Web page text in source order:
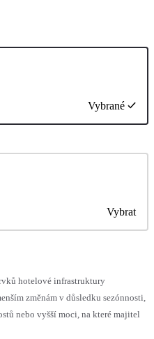
Vybrané
Vybrat
hotelové infrastruktury
změnám v důsledku sezónnosti,
nebo vyšší moci, na které majitel